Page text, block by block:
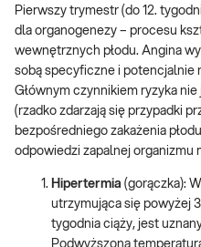
Pierwszy trymestr (do 12.
dla organogenezy – procesu
wewnętrznych płodu. Angina
sobą specyficzne i potencjalnie
Głównym czynnikiem ryzyka
(rzadko zdarzają się przypadki
bezpośredniego zakażenia
odpowiedzi zapalnej organizmu
Hipertermia (gorączka):
utrzymująca się powyżej
tygodnia ciąży, jest
Podwyższona